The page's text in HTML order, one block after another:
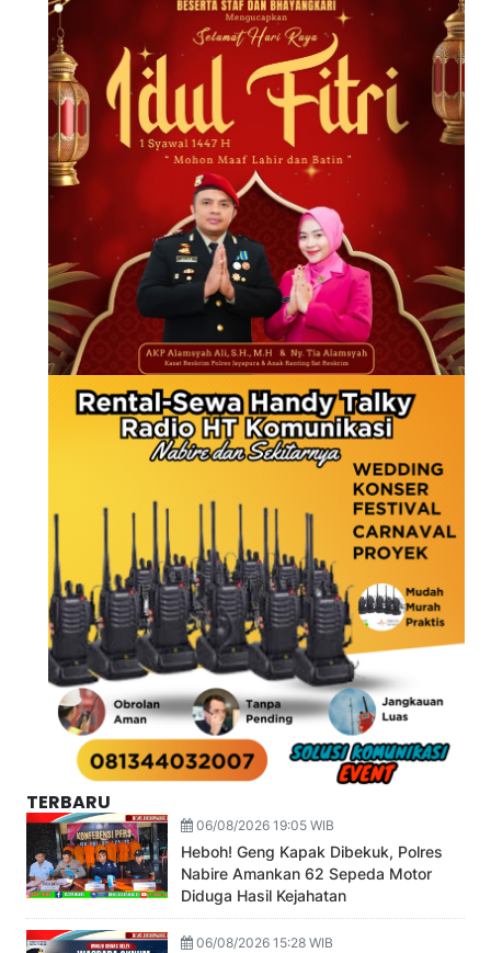
TERBARU
06/08/2026 19:05 WIB
Heboh! Geng Kapak Dibekuk, Polres
Nabire Amankan 62 Sepeda Motor
Diduga Hasil Kejahatan
06/08/2026 15:28 WIB